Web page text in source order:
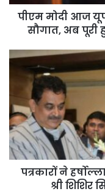
परियोजना
की
सौगात,
पूरी
हुई
50
से
अटकी
परियोजना
पीएम मोदी आज
सौगात, अब पूरी
पत्रकारों
ने
हर्षोल्लास
साथ
मनाया
सूचना
निदेशक
श्री
शिशिर
पत्रकारों ने
श्री